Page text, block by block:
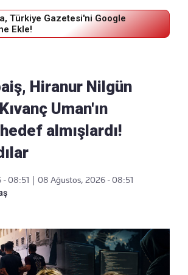
Türkiye Gazetesi'ni Google
Ekle!
Hiranur Nilgün
Uman'ın
almışlardı!
- 08:51
08 Ağustos, 2026 - 08:51